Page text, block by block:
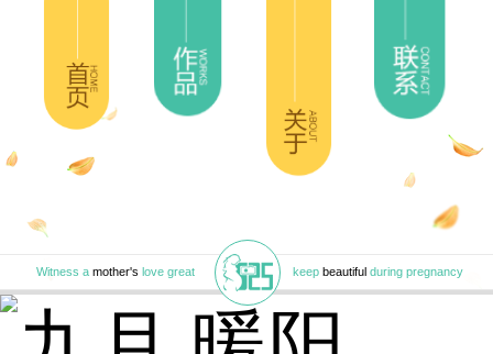
Witness a mother's love great keep beautifulduring pregnancy